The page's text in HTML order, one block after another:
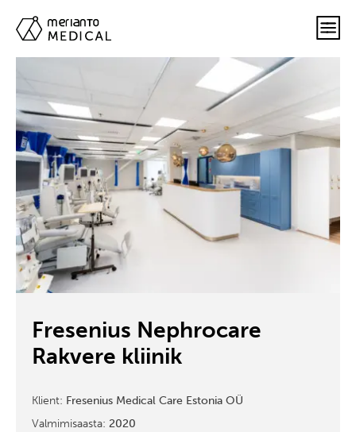
Fresenius Nephrocare
Rakvere kliinik
Klient: Fresenius Medical Care Estonia OÜ
Valmimisaasta: 2020